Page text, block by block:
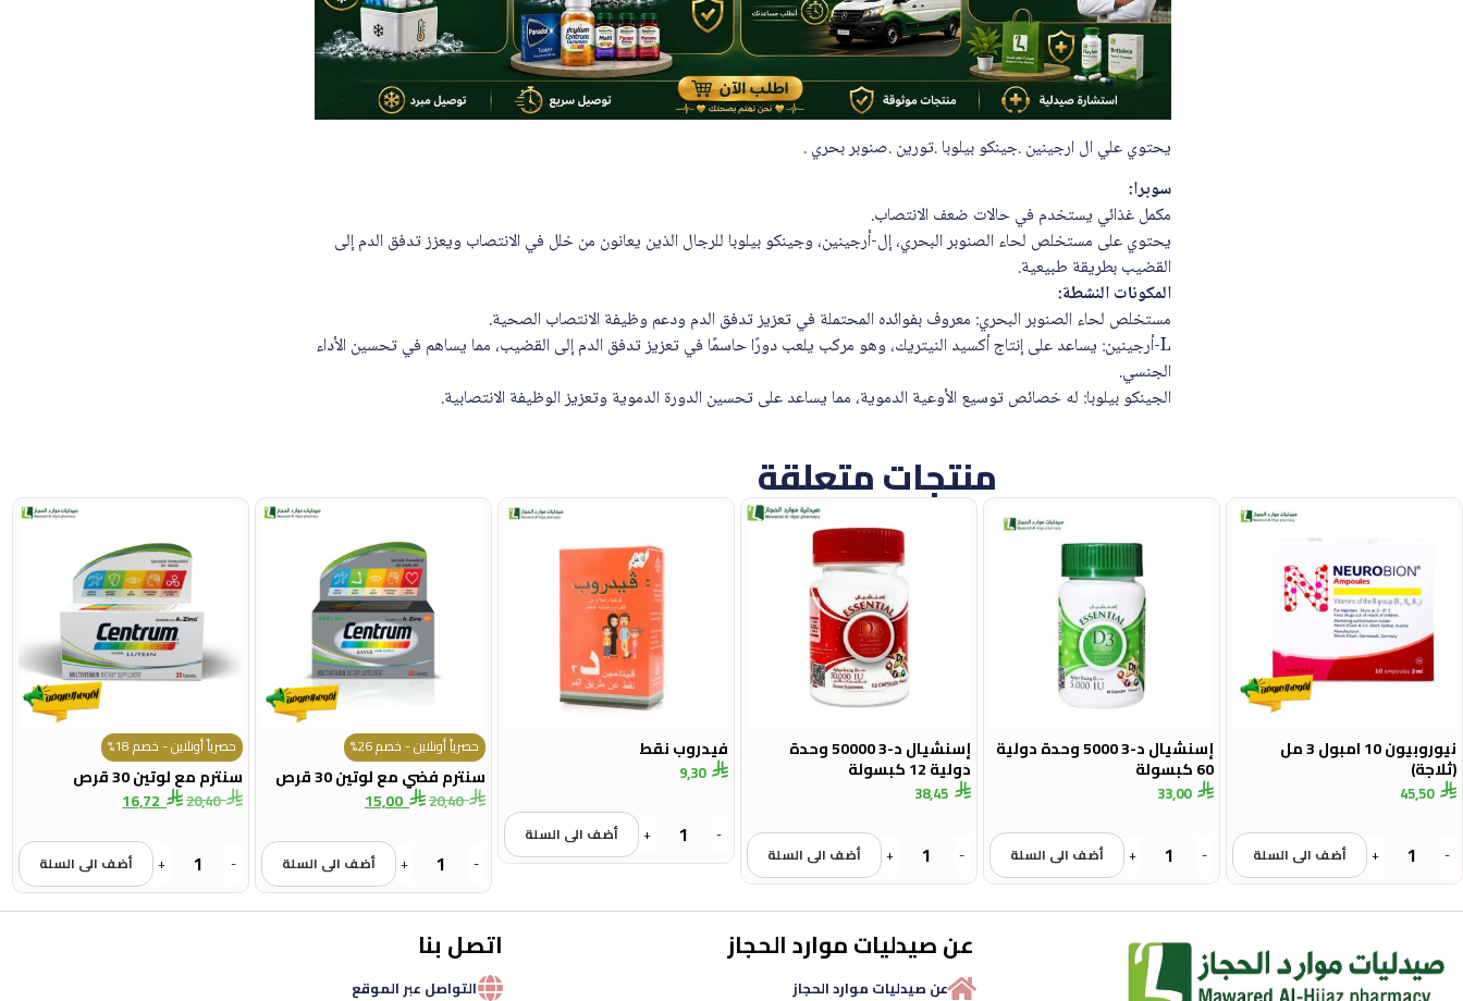
يحتوي علي ال ارجينين .جينكو بيلوبا .تورين .صنوبر بحري .
سوبرا:
مكمل غذائي يستخدم في حالات ضعف الانتصاب.
يحتوي على مستخلص لحاء الصنوبر البحري، إل-أرجينين، وجينكو بيلوبا للرجال الذين يعانون من خلل في الانتصاب ويعزز تدفق الدم إلى
القضيب بطريقة طبيعية.
المكونات النشطة:
مستخلص لحاء الصنوبر البحري: معروف بفوائده المحتملة في تعزيز تدفق الدم ودعم وظيفة الانتصاب الصحية.
L-أرجينين: يساعد على إنتاج أكسيد النيتريك، وهو مركب يلعب دورًا حاسمًا في تعزيز تدفق الدم إلى القضيب، مما يساهم في تحسين الأداء
الجنسي.
الجينكو بيلوبا: له خصائص توسيع الأوعية الدموية، مما يساعد على تحسين الدورة الدموية وتعزيز الوظيفة الانتصابية.
منتجات متعلقة
نيوروبيون 10 امبول 3 مل
(ثلاجة)
45,50
-
+ أضف الى السلة
إسنشيال د-3 5000 وحدة دولية
60 كبسولة
33,00
-
+ أضف الى السلة
إسنشيال د-3 50000 وحدة
دولية 12 كبسولة
38,45
-
+ أضف الى السلة
فيدروب نقط
9,30
-
+ أضف الى السلة
حصرياً أونلاين - خصم 26%
سنترم فضي مع لوتين 30 قرص
20,40
15,00
-
+ أضف الى السلة
حصرياً أونلاين - خصم 18%
سنترم مع لوتين 30 قرص
20,40
16,72
-
+ أضف الى السلة
عن صيدليات موارد الحجاز
عن صيدليات موارد الحجاز
اتصل بنا
التواصل عبر الموقع